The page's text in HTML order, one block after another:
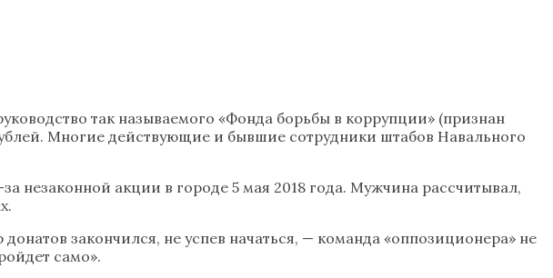
так называемого «Фонда борьбы в коррупции» (признан
Многие действующие и бывшие сотрудники штабов Навального
незаконной акции в городе 5 мая 2018 года. Мужчина рассчитывал,
закончился, не успев начаться, — команда «оппозиционера» не
само».